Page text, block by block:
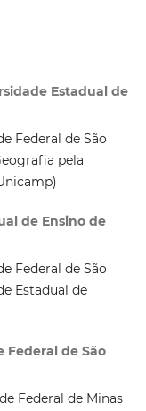
Estadual de
Federal de São
pela
de Ensino de
Federal de São
Estadual de
Federal de São
Federal de Minas